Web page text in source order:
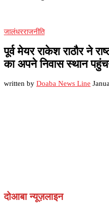
जालंधरराजनीति
पूर्व मेयर राकेश राठौर ने
का अपने निवास स्थान
written by Doaba News Line
दोआबा न्यूज़लाइन